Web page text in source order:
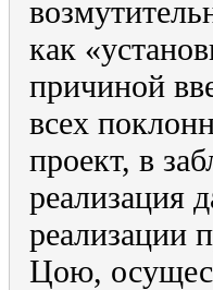
как
причиной
всех
проект, в
реализация
реализации
Цою,